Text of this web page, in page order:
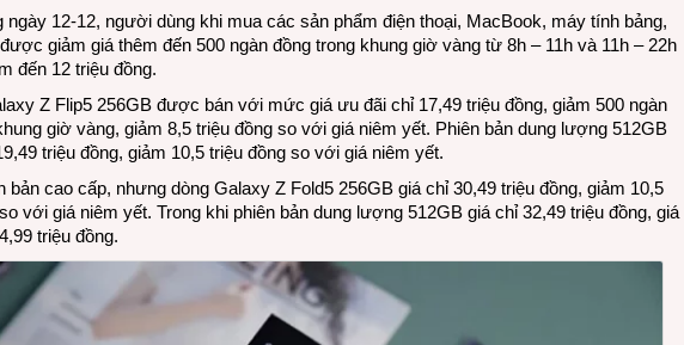
ngày 12-12, người dùng khi mua các sản phẩm điện thoại, MacBook, máy tính bảng,
giảm giá thêm đến 500 ngàn đồng trong khung giờ vàng từ 8h – 11h và 11h – 22h
đến 12 triệu đồng.
Z Flip5 256GB được bán với mức giá ưu đãi chỉ 17,49 triệu đồng, giảm 500 ngàn
giờ vàng, giảm 8,5 triệu đồng so với giá niêm yết. Phiên bản dung lượng 512GB
triệu đồng, giảm 10,5 triệu đồng so với giá niêm yết.
bản cao cấp, nhưng dòng Galaxy Z Fold5 256GB giá chỉ 30,49 triệu đồng, giảm 10,5
với giá niêm yết. Trong khi phiên bản dung lượng 512GB giá chỉ 32,49 triệu đồng, giá
triệu đồng.